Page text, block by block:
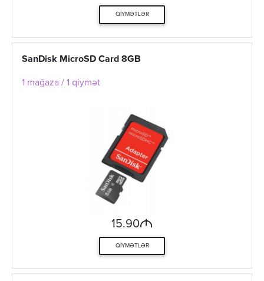
QIYMƏTLƏR
SanDisk MicroSD Card 8GB
1 mağaza / 1 qiymət
15.90M
QIYMƏTLƏR